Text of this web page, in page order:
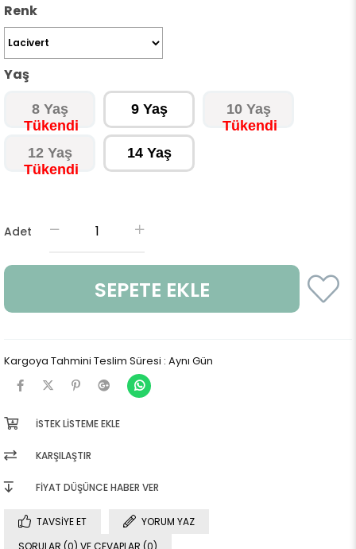
Renk
Yaş
8 Yaş 9 Yaş 10 Yaş
12 Yaş 14 Yaş
Adet
Kargoya Tahmini Teslim Süresi : Aynı Gün
İSTEK LISTEME EKLE
KARŞILAŞTIR
FIYAT DÜŞÜNCE HABER VER
TAVSIYE ET
YORUM YAZ
SORULAR (0) VE CEVAPLAR (0)